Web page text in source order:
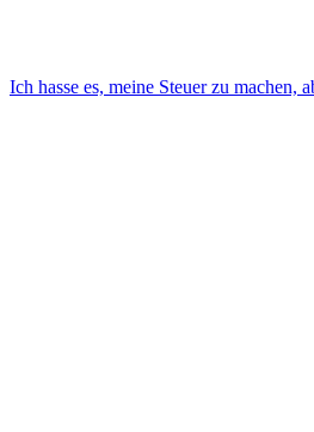
Ich hasse es, meine Steuer zu machen,